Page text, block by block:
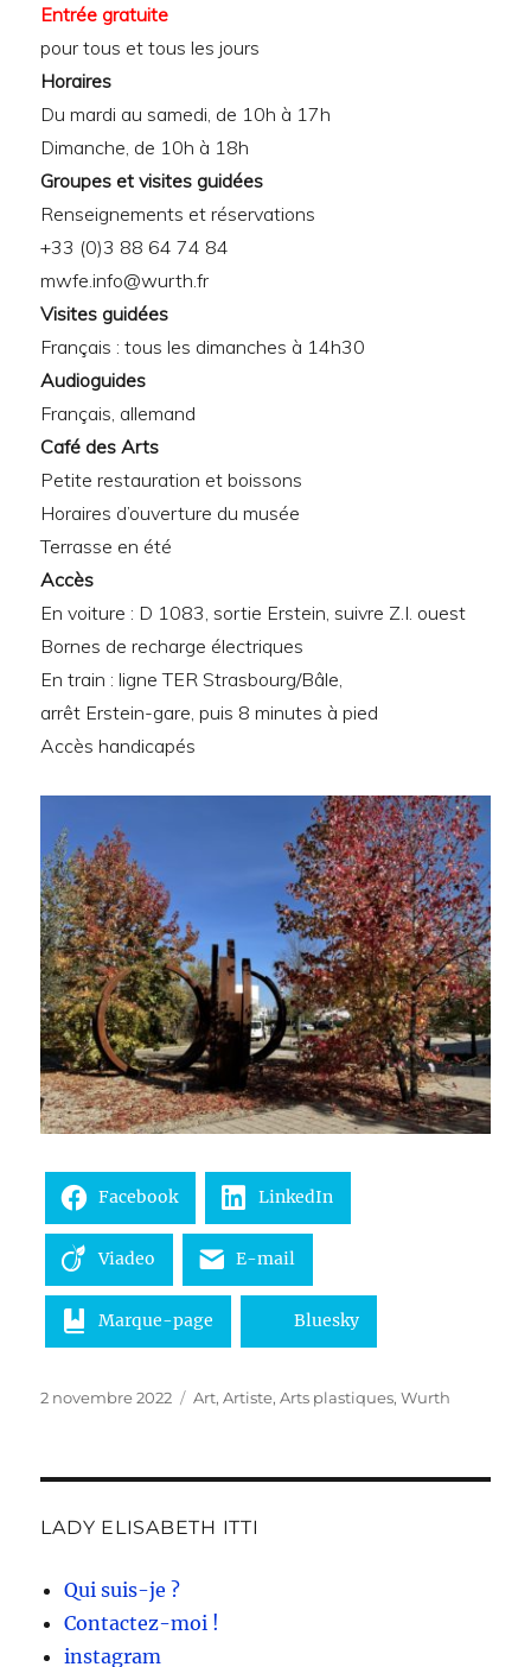
Entrée gratuite
pour tous et tous les jours
Horaires
Du mardi au samedi, de 10h à 17h
Dimanche, de 10h à 18h
Groupes et visites guidées
Renseignements et réservations
+33 (0)3 88 64 74 84
mwfe.info@wurth.fr
Visites guidées
Français : tous les dimanches à 14h30
Audioguides
Français, allemand
Café des Arts
Petite restauration et boissons
Horaires d’ouverture du musée
Terrasse en été
Accès
En voiture : D 1083, sortie Erstein, suivre Z.I. ouest
Bornes de recharge électriques
En train : ligne TER Strasbourg/Bâle,
arrêt Erstein-gare, puis 8 minutes à pied
Accès handicapés
Facebook LinkedIn
Viadeo E-mail
Marque-page Bluesky
Publié
2 novembre 2022 Catégories
Art,Artiste,Arts plastiques,Wurth
LADY ELISABETH ITTI
Qui suis-je ?
Contactez-moi !
instagram